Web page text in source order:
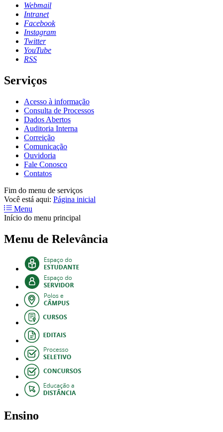
Webmail
Intranet
Facebook
Instagram
Twitter
YouTube
RSS
Serviços
Acesso à informação
Consulta de Processos
Dados Abertos
Auditoria Interna
Correição
Comunicação
Ouvidoria
Fale Conosco
Contatos
Fim do menu de serviços
Você está aqui: Página inicial
Menu
Início do menu principal
Menu de Relevância
Ensino